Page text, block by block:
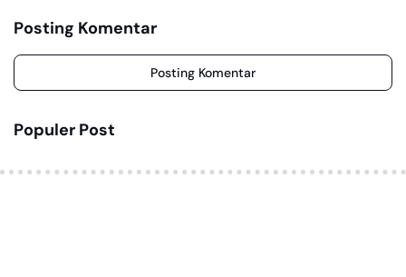
Posting Komentar
Posting Komentar
Populer Post